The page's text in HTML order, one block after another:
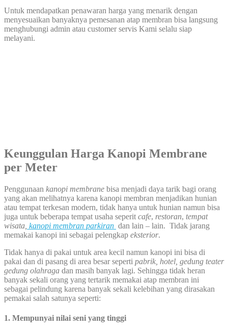
Untuk mendapatkan penawaran harga yang menarik dengan
menyesuaikan banyaknya pemesanan atap membran bisa langsung
menghubungi admin atau customer servis Kami selalu siap
melayani.
Keunggulan Harga Kanopi Membrane
per Meter
Penggunaan kanopi membrane bisa menjadi daya tarik bagi orang
yang akan melihatnya karena kanopi membran menjadikan hunian
atau tempat terkesan modern, tidak hanya untuk hunian namun bisa
juga untuk beberapa tempat usaha seperit cafe, restoran, tempat
wisata, kanopi membran parkiran dan lain – lain. Tidak jarang
memakai kanopi ini sebagai pelengkap eksterior.
Tidak hanya di pakai untuk area kecil namun kanopi ini bisa di
pakai dan di pasang di area besar seperti pabrik, hotel, gedung teater
gedung olahraga dan masih banyak lagi. Sehingga tidak heran
banyak sekali orang yang tertarik memakai atap membran ini
sebagai pelindung karena banyak sekali kelebihan yang dirasakan
pemakai salah satunya seperti:
1. Mempunyai nilai seni yang tinggi